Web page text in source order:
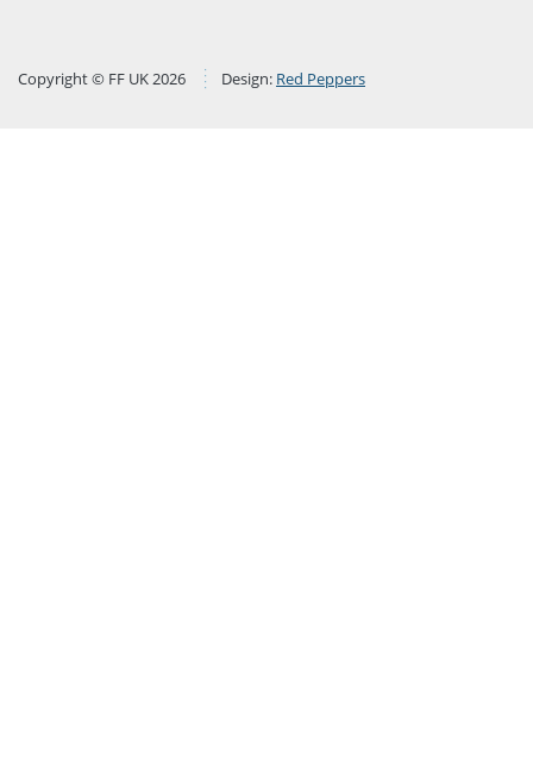
Copyright © FF UK 2026 Design: Red Peppers